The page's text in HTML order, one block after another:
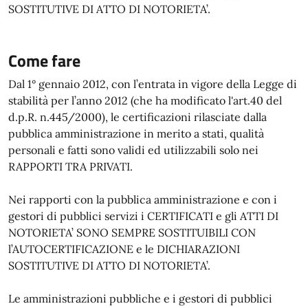
SOSTITUTIVE DI ATTO DI NOTORIETA’.
Come fare
Dal 1° gennaio 2012, con l’entrata in vigore della Legge di
stabilità per l’anno 2012 (che ha modificato l'art.40 del
d.p.R. n.445/2000), le certificazioni rilasciate dalla
pubblica amministrazione in merito a stati, qualità
personali e fatti sono validi ed utilizzabili solo nei
RAPPORTI TRA PRIVATI.
Nei rapporti con la pubblica amministrazione e con i
gestori di pubblici servizi i CERTIFICATI e gli ATTI DI
NOTORIETA’ SONO SEMPRE SOSTITUIBILI CON
l’AUTOCERTIFICAZIONE e le DICHIARAZIONI
SOSTITUTIVE DI ATTO DI NOTORIETA’.
Le amministrazioni pubbliche e i gestori di pubblici